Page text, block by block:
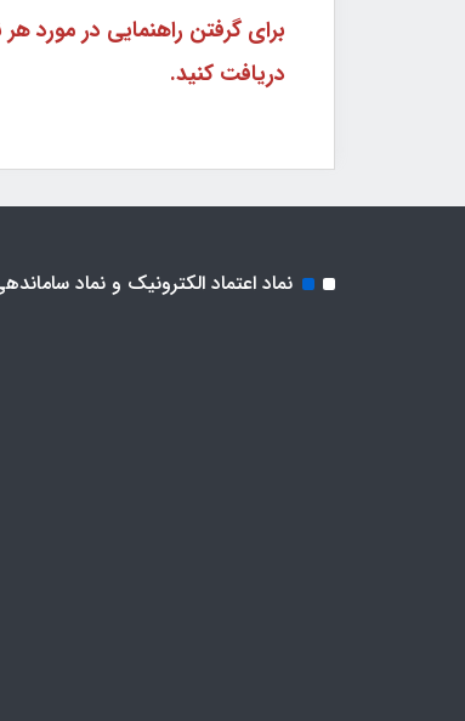
دریافت کنید.
نماد اعتماد الکترونیک و نماد